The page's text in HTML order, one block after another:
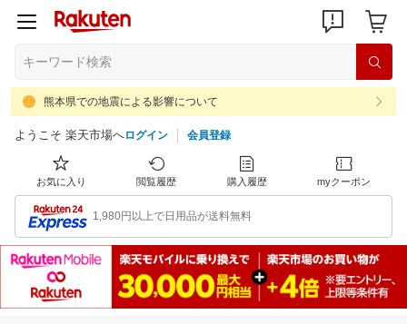
熊本県での地震による影響について
ようこそ 楽天市場へログイン 会員登録
お気に入り 閲覧履歴 購入履歴 myクーポン
1,980円以上で日用品が送料無料